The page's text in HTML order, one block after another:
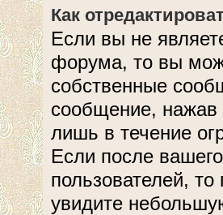
Как
Если вы не
форума, то вы
собственные
сообщение, нажав
лишь в течение
Если после
пользователей,
увидите